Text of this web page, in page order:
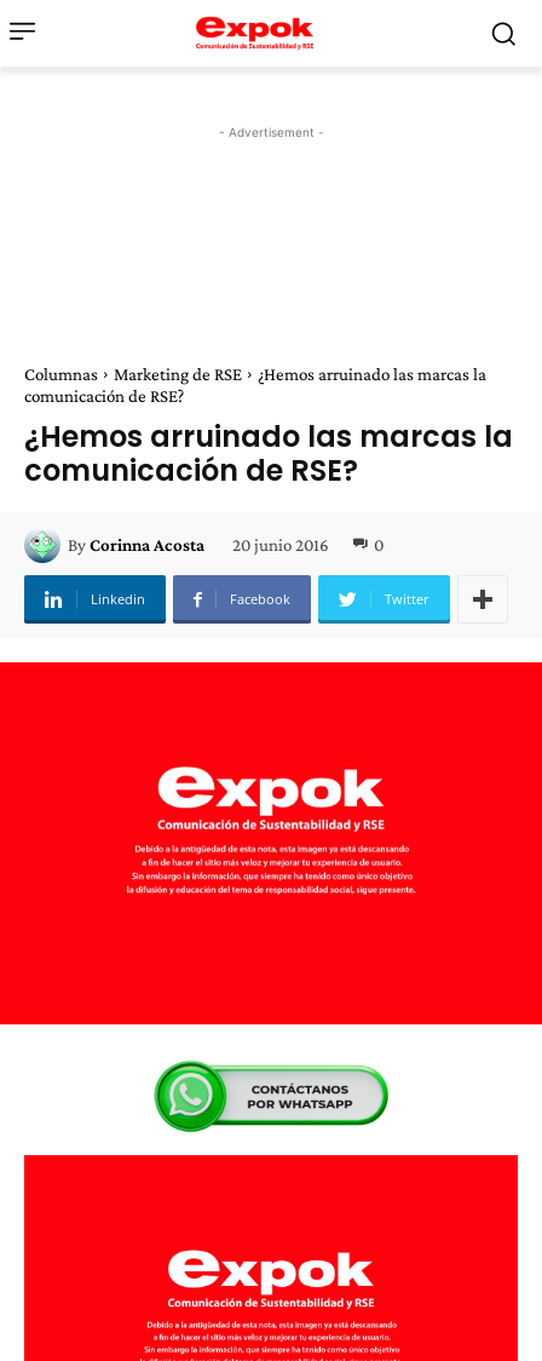
- Advertisement -
Columnas Marketing de RSE
¿Hemos arruinado las marcas la
comunicación de RSE?
¿Hemos arruinado las marcas la
comunicación de RSE?
ByCorinna Acosta 20 junio 2016 0
Linkedin Facebook Twitter